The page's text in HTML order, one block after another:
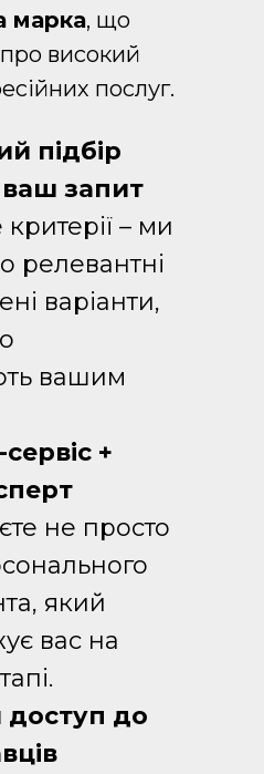
марка, що
високий
послуг.
підбір
ваш запит
– ми
релевантні
варіанти,
вашим
+
не просто
який
вас на
до